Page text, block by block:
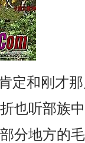
定和刚才
也听部族
分地方的